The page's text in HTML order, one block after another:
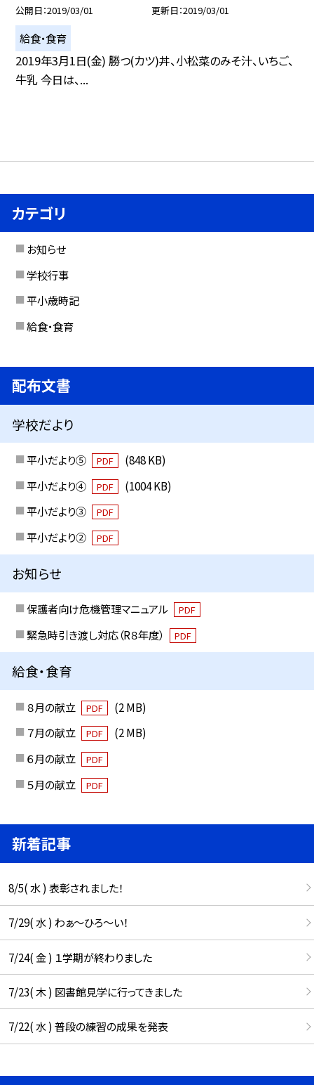
公開日 2019/03/01 更新日 2019/03/01
給食・食育
2019年3月1日(金) 勝つ(カツ)丼、小松菜のみそ汁、いちご、
牛乳 今日は、...
カテゴリ
お知らせ
学校行事
平小歳時記
給食・食育
配布文書
学校だより
平小だより⑤ PDF
(848 KB)
平小だより④
PDF
(1004 KB)
平小だより③
PDF
平小だより② PDF
お知らせ
保護者向け危機管理マニュアル PDF
緊急時引き渡し対応（R８年度） PDF
給食・食育
８月の献立 PDF
(2 MB)
７月の献立
PDF
(2 MB)
６月の献立
PDF
５月の献立 PDF
新着記事
8/5( 水 ) 表彰されました！
7/29( 水 ) わぁ～ひろ～い！
7/24( 金 ) １学期が終わりました
7/23( 木 ) 図書館見学に行ってきました
7/22( 水 ) 普段の練習の成果を発表